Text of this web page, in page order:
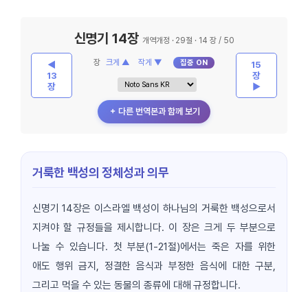
◀
13
장
신명기 14장 개역개정 · 29절 · 14 장 / 50
장 크게 ▲ 작게 ▼ 집중 ON
＋ 다른 번역본과 함께 보기
15
장
▶
거룩한 백성의 정체성과 의무
신명기 14장은 이스라엘 백성이 하나님의 거룩한 백성으로서
지켜야 할 규정들을 제시합니다. 이 장은 크게 두 부분으로
나눌 수 있습니다. 첫 부분(1-21절)에서는 죽은 자를 위한
애도 행위 금지, 정결한 음식과 부정한 음식에 대한 구분,
그리고 먹을 수 있는 동물의 종류에 대해 규정합니다.